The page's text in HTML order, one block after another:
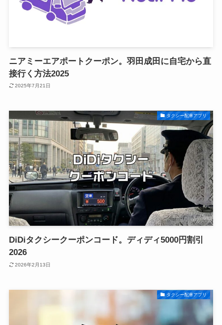
ニアミーエアポートクーポン。羽田成田に自宅から直
接行く方法2025
2025年7月21日
タクシー配車アプリ
DiDiタクシークーポンコード。ディディ5000円割引
2026
2026年2月13日
タクシー配車アプリ